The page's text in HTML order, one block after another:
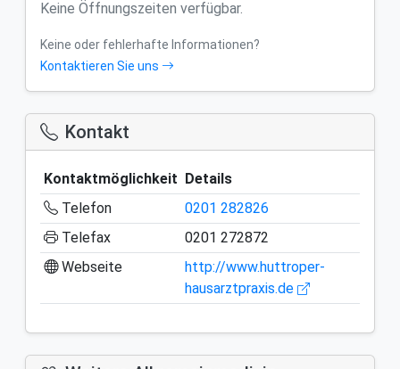
Keine Öffnungszeiten verfügbar.
Keine oder fehlerhafte Informationen?
Kontaktieren Sie uns
Kontakt
Kontaktmöglichkeit
Details
Telefon
0201 282826
Telefax
0201 272872
Webseite
http://www.huttroper-
hausarztpraxis.de